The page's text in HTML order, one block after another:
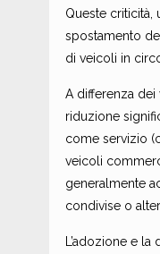
Queste criticità,
spostamento
di veicoli in
A differenza
riduzione
come servizio
veicoli
generalmente
condivise o
L’adozione e